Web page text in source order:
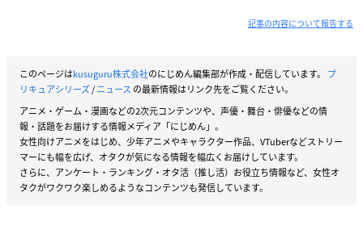
記事の内容について報告する
このページはkusuguru株式会社のにじめん編集部が作成・配信しています。 プ
リキュアシリーズ/ニュース の最新情報はリンク先をご覧ください。
アニメ・ゲーム・漫画などの2次元コンテンツや、声優・舞台・俳優などの情
報・話題をお届けする情報メディア「にじめん」。
女性向けアニメをはじめ、少年アニメやキャラクター作品、VTuberなどストリー
マーにも幅を広げ、オタクが気になる情報を幅広くお届けしています。
さらに、アンケート・ランキング・オタ活（推し活）お役立ち情報など、女性オ
タクがワクワク楽しめるようなコンテンツも発信しています。